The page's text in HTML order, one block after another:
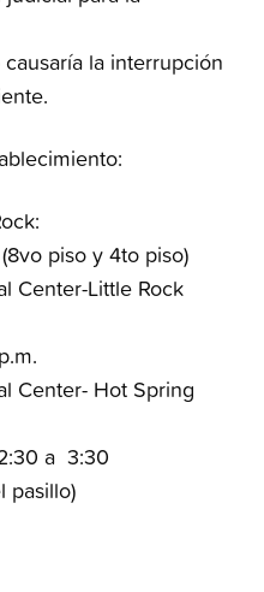
la interrupción
piso y 4to piso)
Center-Little Rock
Center- Hot Spring
a 3:30
pasillo)